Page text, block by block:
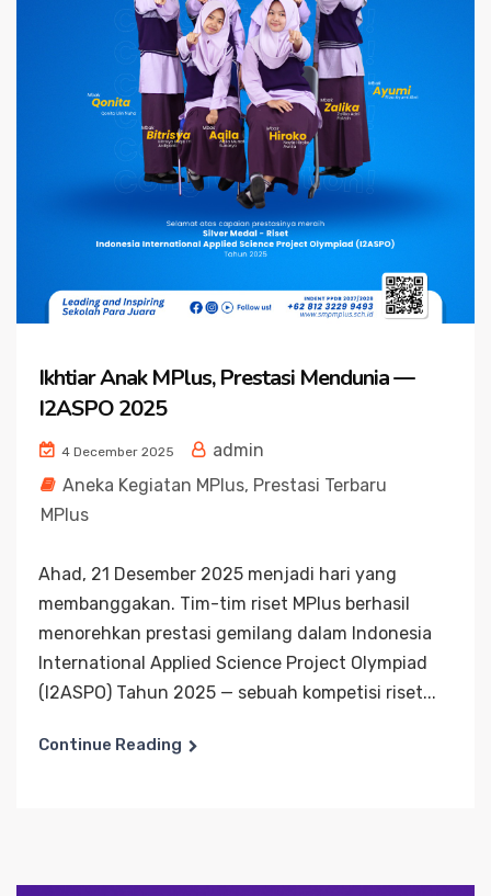
Ikhtiar Anak MPlus, Prestasi Mendunia —
I2ASPO 2025
4 December 2025
admin
Aneka Kegiatan MPlus, Prestasi Terbaru
MPlus
Ahad, 21 Desember 2025 menjadi hari yang
membanggakan. Tim-tim riset MPlus berhasil
menorehkan prestasi gemilang dalam Indonesia
International Applied Science Project Olympiad
(I2ASPO) Tahun 2025 — sebuah kompetisi riset...
Continue Reading